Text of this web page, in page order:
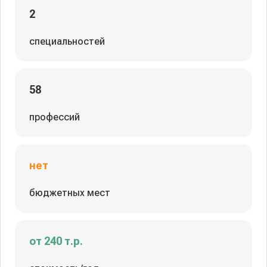
2
специальностей
58
профессий
нет
бюджетных мест
от 240 т.р.